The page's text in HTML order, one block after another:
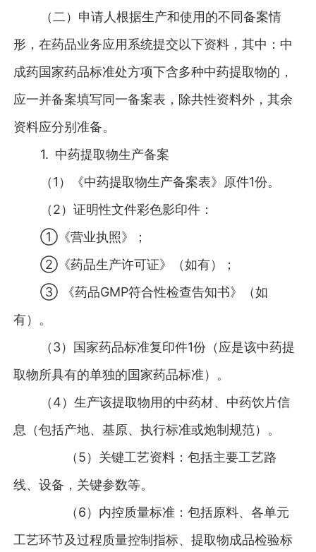
（二）申请人根据生产和使用的不同备案情
形，在药品业务应用系统提交以下资料，其中：中
成药国家药品标准处方项下含多种中药提取物的，
应一并备案填写同一备案表，除共性资料外，其余
资料应分别准备。
1. 中药提取物生产备案
（1）《中药提取物生产备案表》原件1份。
（2）证明性文件彩色影印件：
①《营业执照》；
②《药品生产许可证》（如有）；
③ 《药品GMP符合性检查告知书》（如
有）。
（3）国家药品标准复印件1份（应是该中药提
取物所具有的单独的国家药品标准）。
（4）生产该提取物用的中药材、中药饮片信
息（包括产地、基原、执行标准或炮制规范）。
（5）关键工艺资料：包括主要工艺路
线、设备，关键参数等。
（6）内控质量标准：包括原料、各单元
工艺环节及过程质量控制指标、提取物成品检验标